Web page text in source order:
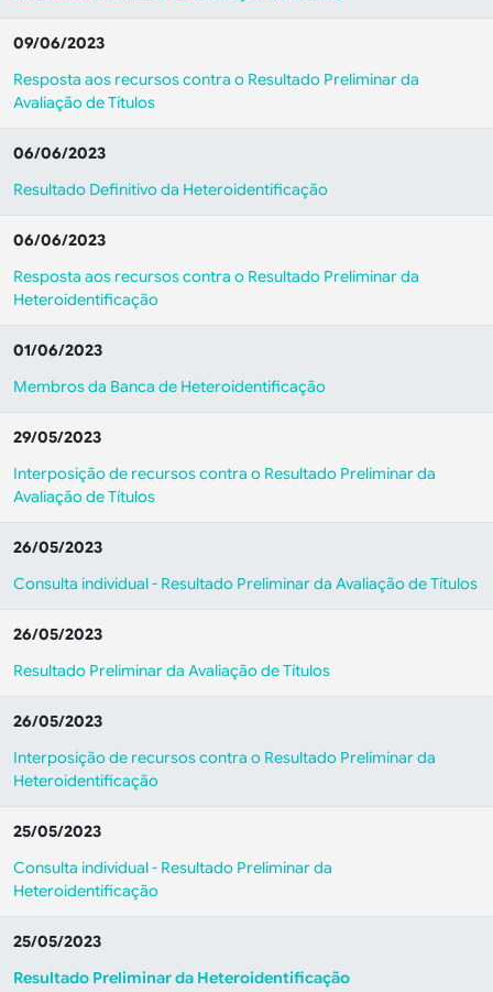
09/06/2023
Resposta aos recursos contra o Resultado Preliminar da
Avaliação de Títulos
06/06/2023
Resultado Definitivo da Heteroidentificação
06/06/2023
Resposta aos recursos contra o Resultado Preliminar da
Heteroidentificação
01/06/2023
Membros da Banca de Heteroidentificação
29/05/2023
Interposição de recursos contra o Resultado Preliminar da
Avaliação de Títulos
26/05/2023
Consulta individual - Resultado Preliminar da Avaliação de Títulos
26/05/2023
Resultado Preliminar da Avaliação de Títulos
26/05/2023
Interposição de recursos contra o Resultado Preliminar da
Heteroidentificação
25/05/2023
Consulta individual - Resultado Preliminar da
Heteroidentificação
25/05/2023
Resultado Preliminar da Heteroidentificação